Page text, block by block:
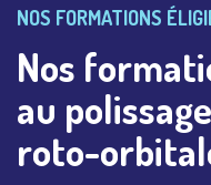
NOS FORMATIONS
Nos
au
roto-